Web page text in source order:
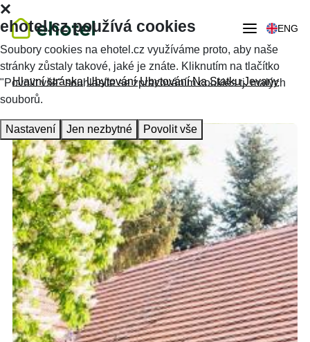
ENG
Hlavní stránka Ubytování Ubytování Na Statku Jevany
ehotel.cz používá cookies
Soubory cookies na ehotel.cz využíváme proto, aby naše
stránky zůstaly takové, jaké je znáte. Kliknutím na tlačítko
"Povolit vše" souhlasíte se zpracováním cookies tj. malých
souborů.
Nastavení Jen nezbytné Povolit vše